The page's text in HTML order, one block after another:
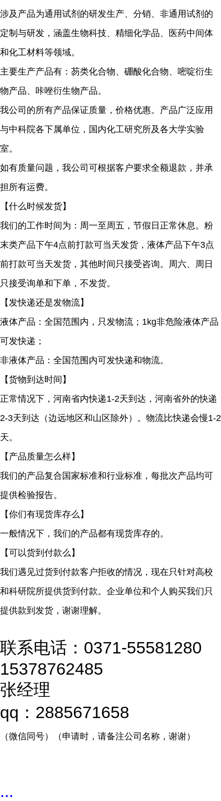
涉及产品为通用试剂的研发生产、分销、非通用试剂的
定制与研发，涵盖生物科技、精细化学品、医药中间体
和化工材料等领域。
主要生产产品有：芴类化合物、硼酸化合物、嘧啶衍生
物产品、咔唑衍生物产品。
我公司的所有产品保证质量，价格优惠。产品广泛应用
与中科院各下属单位，国内化工研究所及各大学实验
室。
如有质量问题，我公司可根据客户要求全额退款，并承
担所有运费。
【什么时候发货】
我们的工作时间为：周一至周五，节假日正常休息。粉
末类产品下午4点前打款可当天发货，液体产品下午3点
前打款可当天发货，其他时间只接受咨询。周六、周日
只接受询单和下单，不发货。
【发快递还是发物流】
液体产品：全国范围内，只发物流；1kg非危险液体产品
可发快递；
非液体产品：全国范围内可发快递和物流。
【货物到达时间】
正常情况下，河南省内快递1-2天到达，河南省外的快递
2-3天到达（边远地区和山区除外）。物流比快递会慢1-2
天。
【产品质量怎么样】
我们的产品复合国家标准和行业标准，每批次产品均可
提供检验报告。
【你们有现货库存么】
一般情况下，我们的产品都有现货库存的。
【可以货到付款么】
我们遇见过货到付款客户拒收的情况，现在只针对高校
和科研院所提供货到付款。企业单位和个人购买我们只
提供款到发货，谢谢理解。
联系电话：0371-55581280
15378762485
张经理
qq：2885671658
（微信同号）（申请时，请备注公司名称，谢谢）
...